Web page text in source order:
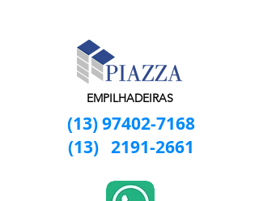
EMPILHADEIRAS
(13) 97402-7168
(13) 2191-2661